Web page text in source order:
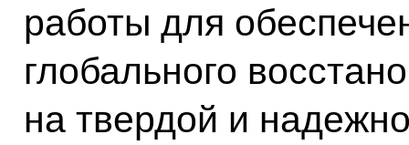
работы для
глобального
на твердой и